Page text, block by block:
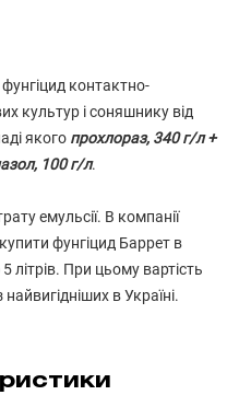
контактно-
культур і соняшнику від
якого прохлораз, 340 г/л +
100 г/л.
емульсії. В компанії
фунгіцид Баррет в
літрів. При цьому вартість
в Україні.